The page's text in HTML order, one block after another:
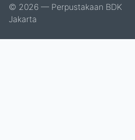
© 2026 — Perpustakaan BDK
Jakarta